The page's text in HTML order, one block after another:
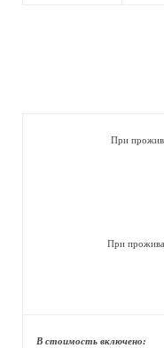
При
При
В стоимость включено: